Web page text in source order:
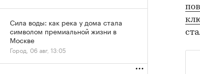
Сила воды: как река у дома стала
символом премиальной жизни в
Москве
Город, 06 авг, 13:05